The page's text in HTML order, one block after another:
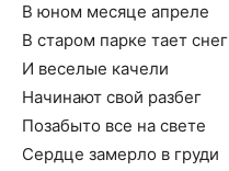
В юном месяце апреле
В старом парке тает снег
И веселые качели
Начинают свой разбег
Позабыто все на свете
Сердце замерло в груди